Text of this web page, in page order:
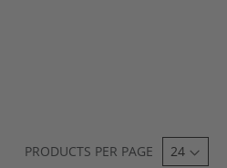
PRODUCTS PER PAGE